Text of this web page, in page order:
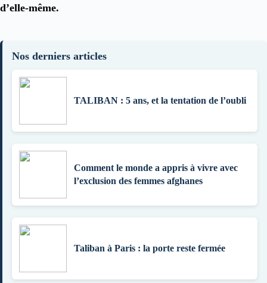
d’elle-même.
Nos derniers articles
TALIBAN : 5 ans, et la tentation de l’oubli
Comment le monde a appris à vivre avec
l’exclusion des femmes afghanes
Taliban à Paris : la porte reste fermée